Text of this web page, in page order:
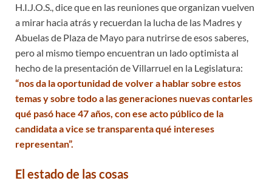
H.I.J.O.S., dice que en las reuniones que organizan vuelven
a mirar hacia atrás y recuerdan la lucha de las Madres y
Abuelas de Plaza de Mayo para nutrirse de esos saberes,
pero al mismo tiempo encuentran un lado optimista al
hecho de la presentación de Villarruel en la Legislatura:
“nos da la oportunidad de volver a hablar sobre estos
temas y sobre todo a las generaciones nuevas contarles
qué pasó hace 47 años, con ese acto público de la
candidata a vice se transparenta qué intereses
representan”.
El estado de las cosas